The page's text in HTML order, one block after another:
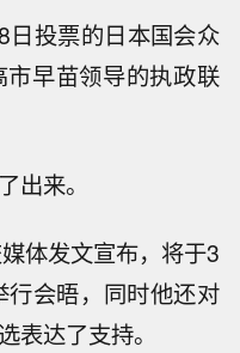
投票的日本国会众
早苗领导的执政联
出来。
体发文宣布，将于3
会晤，同时他还对
表达了支持。